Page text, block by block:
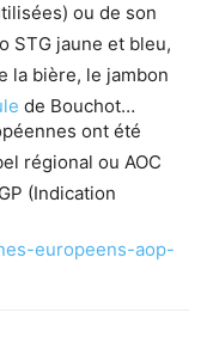
ou de son
STG jaune et bleu,
la bière, le jambon
de Bouchot…
ont été
régional ou AOC
(Indication
europeens-aop-